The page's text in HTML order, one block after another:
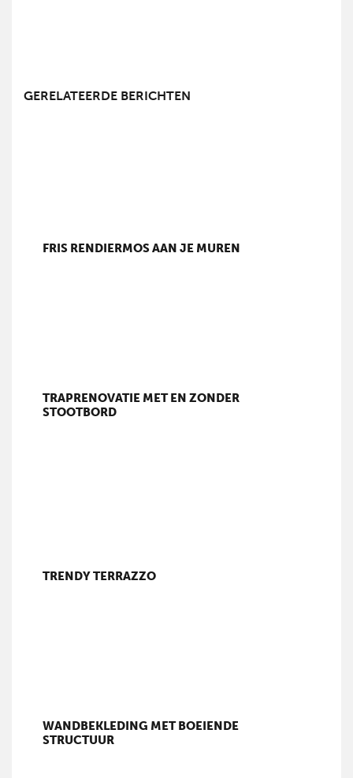
GERELATEERDE BERICHTEN
FRIS RENDIERMOS AAN JE MUREN
TRAPRENOVATIE MET EN ZONDER
STOOTBORD
TRENDY TERRAZZO
WANDBEKLEDING MET BOEIENDE
STRUCTUUR